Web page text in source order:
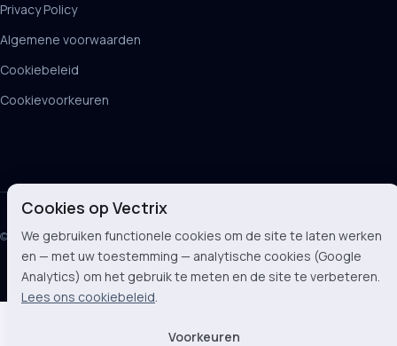
Privacy Policy
Algemene voorwaarden
Cookiebeleid
Cookievoorkeuren
© 2026 Vectrix BV
Cookies op Vectrix
We gebruiken functionele cookies om de site te laten werken
en — met uw toestemming — analytische cookies (Google
Analytics) om het gebruik te meten en de site te verbeteren.
Lees ons cookiebeleid.
Voorkeuren